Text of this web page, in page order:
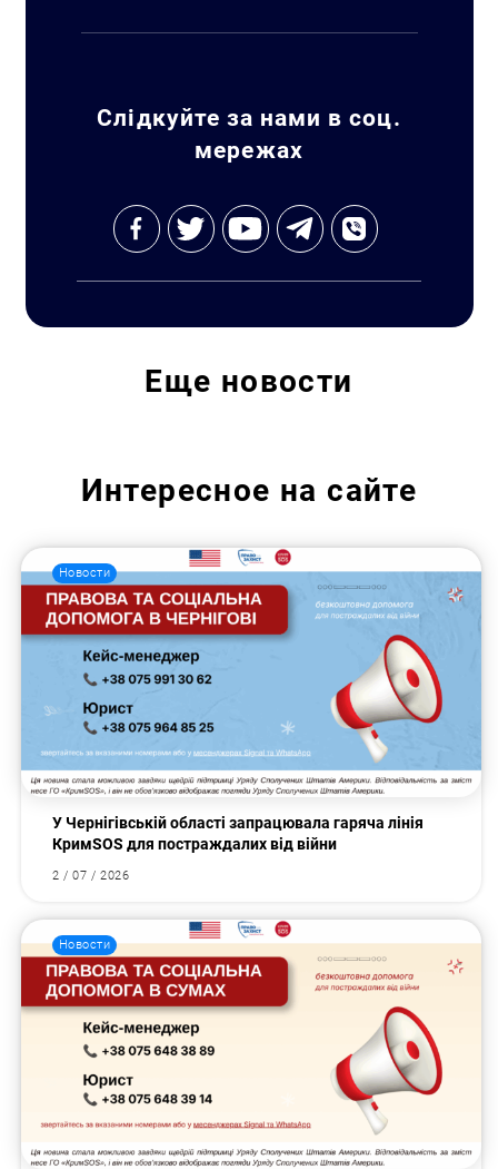
Слідкуйте за нами в соц.
мережах
Еще новости
Интересное на сайте
Новости
У Чернігівській області запрацювала гаряча лінія
КримSOS для постраждалих від війни
2 / 07 / 2026
Новости